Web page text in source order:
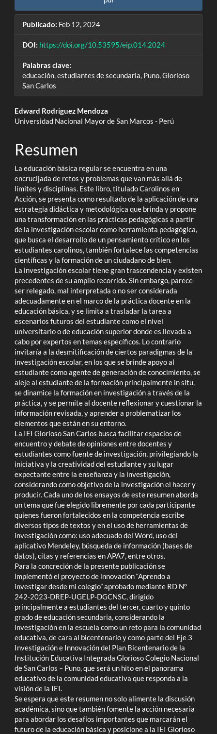
Publicado: Feb 12, 2024
DOI: https://doi.org/10.53595/eip.014.2024
Palabras clave:
educación, estudiantes de secundaria, Puno, Glorioso
San Carlos
Contenido
del
artículo
Edward Rodriguez Mendoza
Universidad Nacional Mayor de San Marcos - Perú
Resumen
La educación básica regular se encuentra en una
encrucijada de retos y problemas que van más allá de
límites y disciplinas. Este libro, titulado Carolinos en
Acción, se presenta como resultado de la aplicación de una
estrategia didáctica y metodológica que brinda y propone
una transformación en las prácticas pedagógicas a partir
de la investigación escolar como herramienta pedagógica,
que busca el desarrollo de un pensamiento crítico en los
estudiantes carolinos, también fortalece las competencias
científicas y la formación de un ciudadano de bien.
La investigación escolar tiene gran trascendencia y existen
precedentes de su amplio recorrido. Sin embargo, parece
ser relegado, mal interpretada o no ser considerada
adecuadamente en el marco de la práctica docente en la
educación básica, y se limita a trasladar la tarea a
escenarios futuros del estudiante como el nivel
universitario o de educación superior donde es llevada a
cabo por expertos en temas específicos. Lo contrario
invitaría a la desmitificación de ciertos paradigmas de la
investigación escolar, en los que se brinde apoyo al
estudiante como agente de generación de conocimiento, se
aleje al estudiante de la formación principalmente in situ,
se dinamice la formación en investigación a través de la
práctica, y se permite al docente reflexionar y cuestionar la
información revisada, y aprender a problematizar los
elementos que están en su entorno.
La IEI Glorioso San Carlos busca facilitar espacios de
encuentro y debate de opiniones entre docentes y
estudiantes como fuente de investigación, privilegiando la
iniciativa y la creatividad del estudiante y su lugar
expectante entre la enseñanza y la investigación,
considerando como objetivo de la investigación el hacer y
producir. Cada uno de los ensayos de este resumen aborda
un tema que fue elegido libremente por cada participante
quienes fueron fortalecidos en la competencia escribe
diversos tipos de textos y en el uso de herramientas de
investigación como: uso adecuado del Word, uso del
aplicativo Mendeley, búsqueda de información (bases de
datos), citas y referencias en APA7, entre otros.
Para la concreción de la presente publicación se
implementó el proyecto de innovación “Aprendo a
investigar desde mi colegio” aprobado mediante RD N°
242-2023-DREP-UGELP-DGCNSC, dirigido
principalmente a estudiantes del tercer, cuarto y quinto
grado de educación secundaria, considerando la
investigación en la escuela como un reto para la comunidad
educativa, de cara al bicentenario y como parte del Eje 3
Investigación e Innovación del Plan Bicentenario de la
Institución Educativa Integrada Glorioso Colegio Nacional
de San Carlos – Puno, que será un hito en el panorama
educativo de la comunidad educativa que responda a la
visión de la IEI.
Se espera que este resumen no solo alimente la discusión
académica, sino que también fomente la acción necesaria
para abordar los desafíos importantes que marcarán el
futuro de la educación básica y posicione a la IEI Glorioso